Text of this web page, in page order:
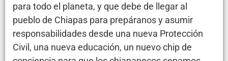
para todo el planeta, y que debe de llegar al
pueblo de Chiapas para prepáranos y asumir
responsabilidades desde una nueva Protección
Civil, una nueva educación, un nuevo chip de